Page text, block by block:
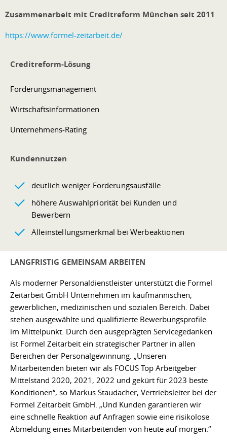
Zusammenarbeit mit Creditreform München seit 2011
https://www.formel-zeitarbeit.de/
Creditreform-Lösung
Forderungsmanagement
Wirtschaftsinformationen
Unternehmens-Rating
Kundennutzen
deutlich weniger Forderungsausfälle
höhere Auswahlpriorität bei Kunden und
Bewerbern
Alleinstellungsmerkmal bei Werbeaktionen
LANGFRISTIG GEMEINSAM ARBEITEN
Als moderner Personaldienstleister unterstützt die Formel
Zeitarbeit GmbH Unternehmen im kaufmännischen,
gewerblichen, medizinischen und sozialen Bereich. Dabei
stehen ausgewählte und qualifizierte Bewerbungsprofile
im Mittelpunkt. Durch den ausgeprägten Servicegedanken
ist Formel Zeitarbeit ein strategischer Partner in allen
Bereichen der Personalgewinnung. „Unseren
Mitarbeitenden bieten wir als FOCUS Top Arbeitgeber
Mittelstand 2020, 2021, 2022 und gekürt für 2023 beste
Konditionen“, so Markus Staudacher, Vertriebsleiter bei der
Formel Zeitarbeit GmbH. „Und Kunden garantieren wir
eine schnelle Reaktion auf Anfragen sowie eine risikolose
Abmeldung eines Mitarbeitenden von heute auf morgen.“